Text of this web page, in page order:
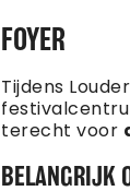
FOYER
Tijdens
terecht voor
BELANGRIJK